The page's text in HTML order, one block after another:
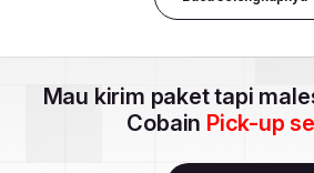
Mau kirim paket tapi
Cobain Pick-up